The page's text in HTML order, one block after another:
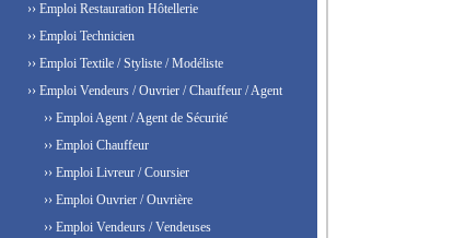
›› Emploi Restauration Hôtellerie
›› Emploi Technicien
›› Emploi Textile / Styliste / Modéliste
›› Emploi Vendeurs / Ouvrier / Chauffeur / Agent
›› Emploi Agent / Agent de Sécurité
›› Emploi Chauffeur
›› Emploi Livreur / Coursier
›› Emploi Ouvrier / Ouvrière
›› Emploi Vendeurs / Vendeuses